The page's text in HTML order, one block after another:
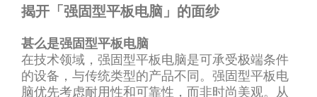
揭开「强固型平板电脑」的面纱
甚么是强固型平板电脑
在技术领域，强固型平板电脑是可承受极端条件
的设备，与传统类型的产品不同。强固型平板电
脑优先考虑耐用性和可靠性，而非时尚美观。从